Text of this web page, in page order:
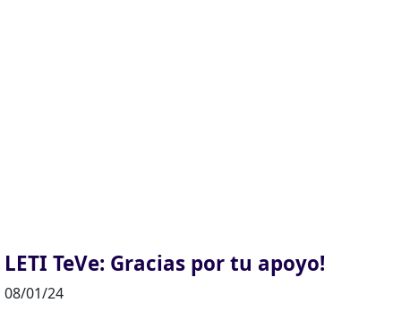
LETI TeVe: Gracias por tu apoyo!
08/01/24